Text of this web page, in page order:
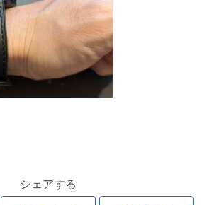
シェアする